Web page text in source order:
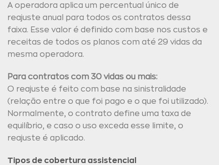
A operadora aplica um percentual único de
reajuste anual para todos os contratos dessa
faixa. Esse valor é definido com base nos custos e
receitas de todos os planos com até 29 vidas da
mesma operadora.
Para contratos com 30 vidas ou mais:
O reajuste é feito com base na sinistralidade
(relação entre o que foi pago e o que foi utilizado).
Normalmente, o contrato define uma taxa de
equilíbrio, e caso o uso exceda esse limite, o
reajuste é aplicado.
Tipos de cobertura assistencial